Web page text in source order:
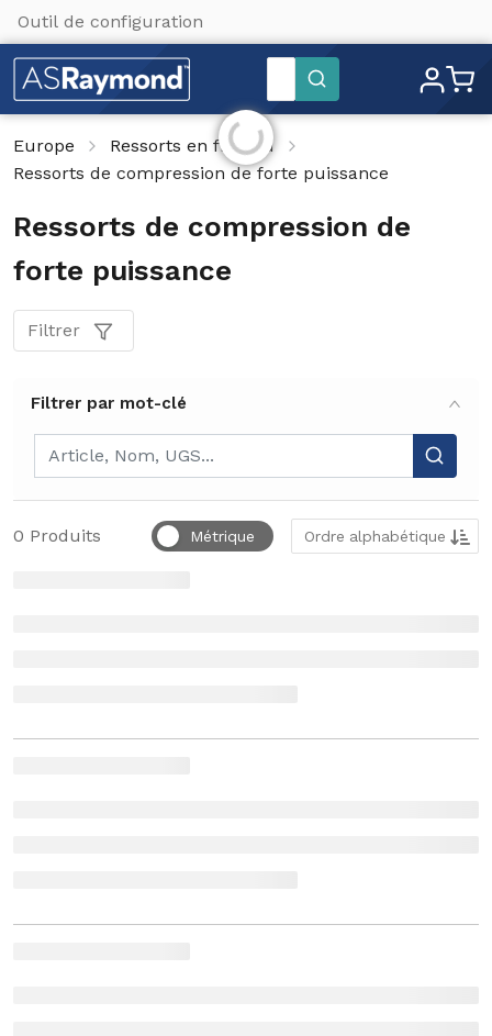
Outil de configuration
Paramètres du site
Rechercher
Europe
Ressorts en fil rond
Ressorts de compression de forte puissance
Initialisation...
Ressorts de compression de
forte puissance
Filtrer
Filtrer par mot-clé
Filtrer par mot-clé
0 Produits Métrique Trier par
Ordre alphabétique